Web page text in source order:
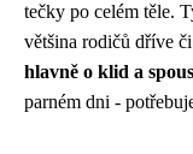
tečky po celém těle.
většina rodičů dříve
hlavně o klid a
parném dni -